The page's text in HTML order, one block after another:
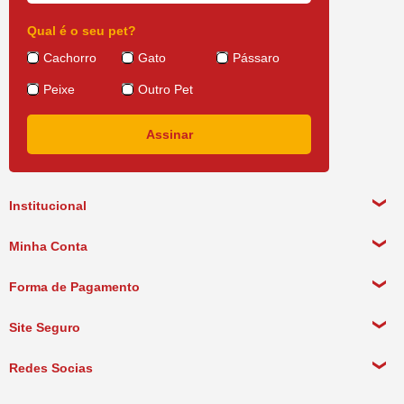
Institucional
Política de Pagamento
Política de Entrega
Minha Conta
Forma de Pagamento
Site Seguro
Redes Socias
Qual é o seu pet?
Cachorro
Gato Pássaro
Peixe Outro Pet